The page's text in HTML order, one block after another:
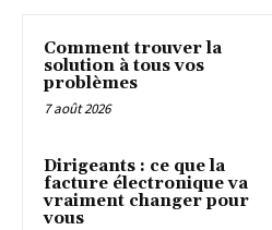
Comment trouver la
solution à tous vos
problèmes
7 août 2026
Dirigeants : ce que la
facture électronique va
vraiment changer pour
vous